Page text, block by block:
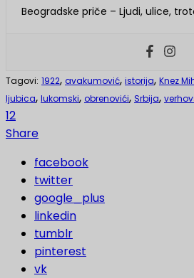
Beogradske priče – Ljudi, ulice,
Tagovi: 1922, avakumović, istorija, Knez
ljubica, lukomski, obrenovići, Srbija,
12
Share
facebook
twitter
google_plus
linkedin
tumblr
pinterest
vk